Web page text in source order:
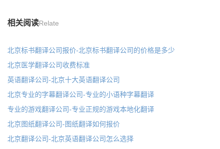
相关阅读Relate
北京标书翻译公司报价-北京标书翻译公司的价格是多少
北京医学翻译公司收费标准
英语翻译公司-北京十大英语翻译公司
北京专业的字幕翻译公司-专业的小语种字幕翻译
专业的游戏翻译公司-专业正规的游戏本地化翻译
北京图纸翻译公司-图纸翻译如何报价
北京翻译公司-北京英语翻译公司怎么选择